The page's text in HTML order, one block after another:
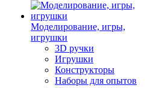
Моделирование, игры,
игрушки
3D ручки
Игрушки
Конструкторы
Наборы для опытов